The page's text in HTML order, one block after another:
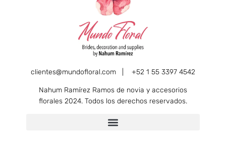
clientes@mundofloral.com | +52 1 55 3397 4542
Nahum Ramírez Ramos de novia y accesorios
florales 2024. Todos los derechos reservados.